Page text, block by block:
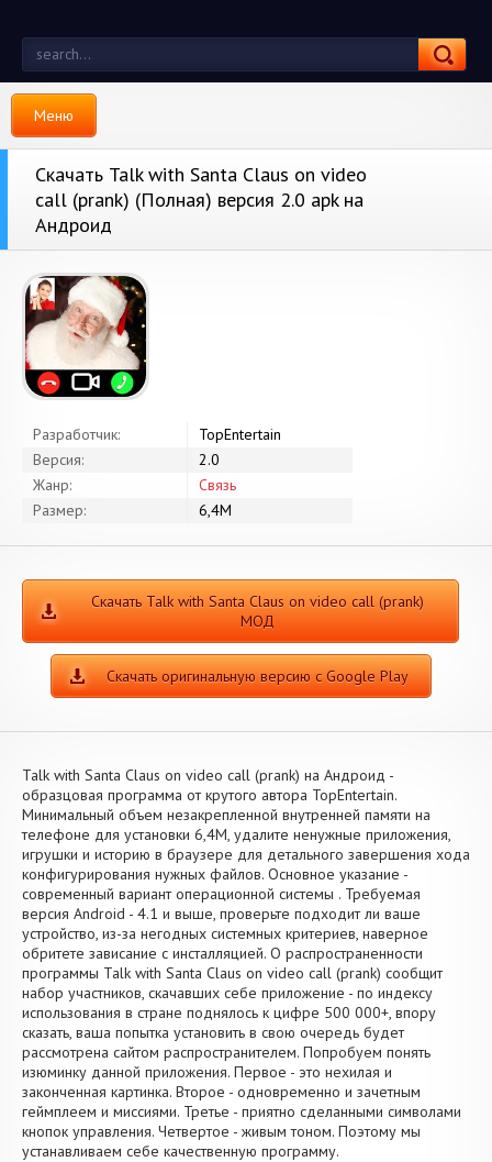
Меню
Скачать Talk with Santa Claus on video
call (prank) (Полная) версия 2.0 apk на
Андроид
Разработчик:
TopEntertain
Версия:
2.0
Жанр:
Связь
Размер:
6,4M
Скачать Talk with Santa Claus on video call (prank)
МОД
Скачать оригинальную версию с Google Play
Talk with Santa Claus on video call (prank) на Андроид -
образцовая программа от крутого автора TopEntertain.
Минимальный объем незакрепленной внутренней памяти на
телефоне для установки 6,4M, удалите ненужные приложения,
игрушки и историю в браузере для детального завершения хода
конфигурирования нужных файлов. Основное указание -
современный вариант операционной системы . Требуемая
версия Android - 4.1 и выше, проверьте подходит ли ваше
устройство, из-за негодных системных критериев, наверное
обритете зависание с инсталляцией. О распространенности
программы Talk with Santa Claus on video call (prank) сообщит
набор участников, скачавших себе приложение - по индексу
использования в стране поднялось к цифре 500 000+, впору
сказать, ваша попытка установить в свою очередь будет
рассмотрена сайтом распространителем. Попробуем понять
изюминку данной приложения. Первое - это нехилая и
законченная картинка. Второе - одновременно и зачетным
геймплеем и миссиями. Третье - приятно сделанными символами
кнопок управления. Четвертое - живым тоном. Поэтому мы
устанавливаем себе качественную программу.